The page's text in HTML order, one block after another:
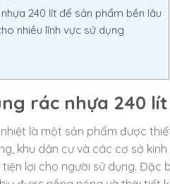
240 lít để sản phẩm bền lâu
nhiều lĩnh vực sử dụng
rác nhựa 240
là một sản phẩm được
khu dân cư và các cơ sở
lợi cho người sử dụng.